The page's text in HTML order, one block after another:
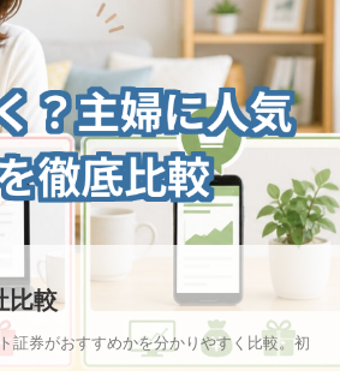
比較
証券がおすすめかを分かりやすく比較。初